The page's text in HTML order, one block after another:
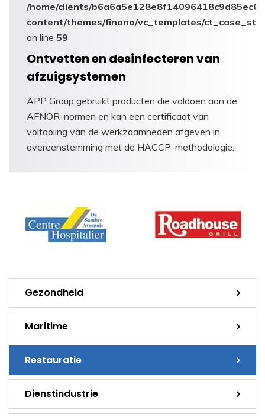
/home/clients/
content/themes/finano/vc_templates/
on line 59
Ontvetten en desinfecteren van
afzuigsystemen
APP Group gebruikt producten die voldoen aan de
AFNOR-normen en kan een certificaat van
voltooiing van de werkzaamheden afgeven in
overeenstemming met de HACCP-methodologie.
Gezondheid
Maritime
Restauratie
Dienstindustrie